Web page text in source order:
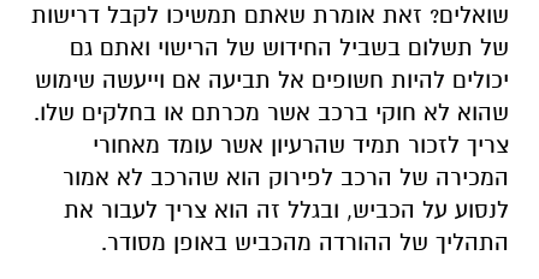
שואלים? זאת אומרת שאתם תמשיכו לקבל דרישות
של תשלום בשביל החידוש של הרישוי ואתם גם
יכולים להיות חשופים אל תביעה אם וייעשה שימוש
שהוא לא חוקי ברכב אשר מכרתם או בחלקים שלו.
צריך לזכור תמיד שהרעיון אשר עומד מאחורי
המכירה של הרכב לפירוק הוא שהרכב לא אמור
לנסוע על הכביש, ובגלל זה הוא צריך לעבור את
התהליך של ההורדה מהכביש באופן מסודר.